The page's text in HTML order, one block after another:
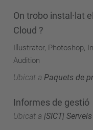
On trobo instal·lat
Cloud ?
Illustrator, Photoshop,
Audition
Ubicat a Paquets de
Informes de gestió
Ubicat a |SICT|